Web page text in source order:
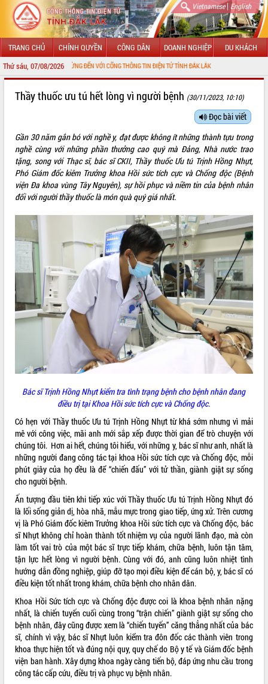
Vietnamese| English
TRANG CHỦ CHÍNH QUYỀN CÔNG DÂN DOANH NGHIỆP DU KHÁCH
Thứ sáu, 07/08/2026
CHÀO MỪNG ĐẾN VỚI CỔNG THÔNG TIN ĐIỆN TỬ TỈNH ĐẮK LẮK
TIN TỨC SỰ KIỆN
SỞ, BAN, NGÀNH
UBND CÁC XÃ, PHƯỜNG
HỆ THỐNG VĂN BẢN
VĂN BẢN HĐND TỈNH
ĐIỂM TIN VĂN BẢN
QUY HOẠCH - KẾ HOẠCH
Thầy thuốc ưu tú hết lòng vì người bệnh (30/11/2023, 10:10)
Đọc bài viết
Gần 30 năm gắn bó với nghề y, đạt được không ít những thành tựu trong
nghề cùng với những phần thưởng cao quý mà Đảng, Nhà nước trao
tặng, song với Thạc sĩ, bác sĩ CKII, Thầy thuốc Ưu tú Trịnh Hồng Nhựt,
Phó Giám đốc kiêm Trưởng khoa Hồi sức tích cực và Chống độc (Bệnh
viện Đa khoa vùng Tây Nguyên), sự hồi phục và niềm tin của bệnh nhân
đối với người thầy thuốc là món quà quý giá nhất.
Bác sĩ Trịnh Hồng Nhựt kiểm tra tình trạng bệnh cho bệnh nhân đang
điều trị tại Khoa Hồi sức tích cực và Chống độc.
Có hẹn với Thầy thuốc Ưu tú Trịnh Hồng Nhựt từ khá sớm nhưng vì mải
mê với công việc, mãi anh mới sắp xếp được thời gian để trò chuyện với
chúng tôi. Hơn ai hết, chúng tôi hiểu, với những y, bác sĩ như anh, nhất là
những người đang công tác tại khoa Hồi sức tích cực và Chống độc, mỗi
phút giây của họ đều là để “chiến đấu” với tử thần, giành giật sự sống
cho người bệnh.
Ấn tượng đầu tiên khi tiếp xúc với Thầy thuốc Ưu tú Trịnh Hồng Nhựt đó
là lối sống giản dị, hòa nhã, mẫu mực trong giao tiếp, ứng xử. Trên cương
vị là Phó Giám đốc kiêm Trưởng khoa Hồi sức tích cực và Chống độc, bác
sĩ Nhựt không chỉ hoàn thành tốt nhiệm vụ của người lãnh đạo, mà còn
làm tốt vai trò của một bác sĩ trực tiếp khám, chữa bệnh, luôn tận tâm,
tận lực hết lòng vì người bệnh. Cùng với đó, anh cũng luôn nhiệt tình
hướng dẫn đồng nghiệp, giúp đỡ tạo mọi điều kiện để cán bộ, y, bác sĩ có
điều kiện tốt nhất trong khám, chữa bệnh cho nhân dân.
Khoa Hồi Sức tích cực và Chống độc được coi là khoa bệnh nhân nặng
nhất, là chiến tuyến cuối cùng trong “trận chiến” giành giật sự sống cho
bệnh nhân, đây cũng được xem là “chiến tuyến” căng thẳng nhất của bác
sĩ, chính vì vậy, bác sĩ Nhựt luôn kiểm tra đôn đốc các thành viên trong
khoa thực hiện tốt và đúng nội quy, quy chế do Bộ y tế và Giám đốc bệnh
viện ban hành. Xây dựng khoa ngày càng tiến bộ, đáp ứng nhu cầu trong
công tác cấp cứu, điều trị và phục vụ bệnh nhân.